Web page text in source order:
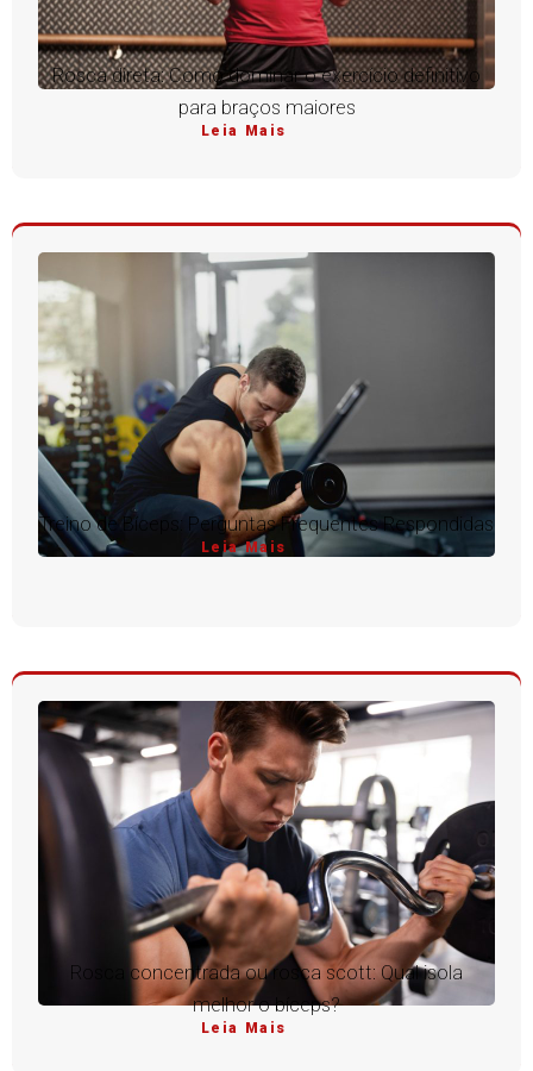
Rosca direta: Como dominar o exercício definitivo
para braços maiores
Leia Mais
Treino de Bíceps: Perguntas Frequentes Respondidas
Leia Mais
Rosca concentrada ou rosca scott: Qual isola
melhor o bíceps?
Leia Mais